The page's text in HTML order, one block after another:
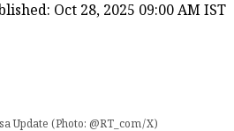
Oct 28, 2025 09:00 AM IST
Update (Photo: @RT_com/X)